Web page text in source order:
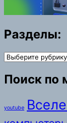
Разделы:
Разделы:
Поиск по
youtube